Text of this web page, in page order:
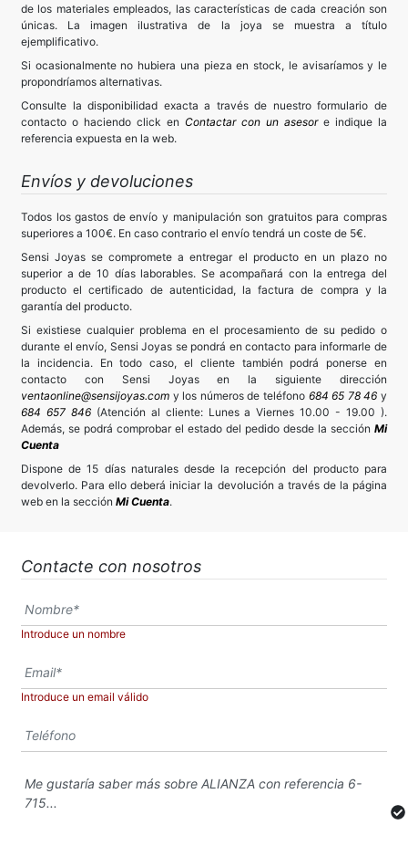
de los materiales empleados, las características de cada creación son
únicas. La imagen ilustrativa de la joya se muestra a título
ejemplificativo.
Si ocasionalmente no hubiera una pieza en stock, le avisaríamos y le
propondríamos alternativas.
Consulte la disponibilidad exacta a través de nuestro formulario de
contacto o haciendo click en Contactar con un asesor e indique la
referencia expuesta en la web.
Envíos y devoluciones
Todos los gastos de envío y manipulación son gratuitos para compras
superiores a 100€. En caso contrario el envío tendrá un coste de 5€.
Sensi Joyas se compromete a entregar el producto en un plazo no
superior a de 10 días laborables. Se acompañará con la entrega del
producto el certificado de autenticidad, la factura de compra y la
garantía del producto.
Si existiese cualquier problema en el procesamiento de su pedido o
durante el envío, Sensi Joyas se pondrá en contacto para informarle de
la incidencia. En todo caso, el cliente también podrá ponerse en
contacto con Sensi Joyas en la siguiente dirección
ventaonline@sensijoyas.com y los números de teléfono 684 65 78 46 y
684 657 846(Atención al cliente: Lunes a Viernes 10.00 - 19.00 ).
Además, se podrá comprobar el estado del pedido desde la sección Mi
Cuenta
Dispone de 15 días naturales desde la recepción del producto para
devolverlo. Para ello deberá iniciar la devolución a través de la página
web en la sección Mi Cuenta.
Contacte con nosotros
Introduce un nombre
Introduce un email válido